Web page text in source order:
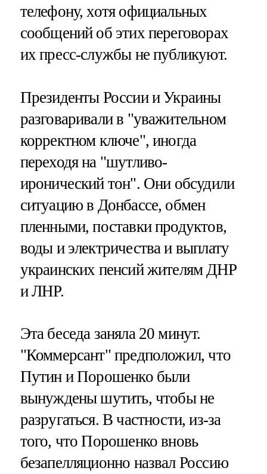
телефону, хотя официальных
сообщений об этих переговорах
их пресс-службы не публикуют.
Президенты России и Украины
разговаривали в "уважительном
корректном ключе", иногда
переходя на "шутливо-
иронический тон". Они обсудили
ситуацию в Донбассе, обмен
пленными, поставки продуктов,
воды и электричества и выплату
украинских пенсий жителям ДНР
и ЛНР.
Эта беседа заняла 20 минут.
"Коммерсант" предположил, что
Путин и Порошенко были
вынуждены шутить, чтобы не
разругаться. В частности, из-за
того, что Порошенко вновь
безапелляционно назвал Россию